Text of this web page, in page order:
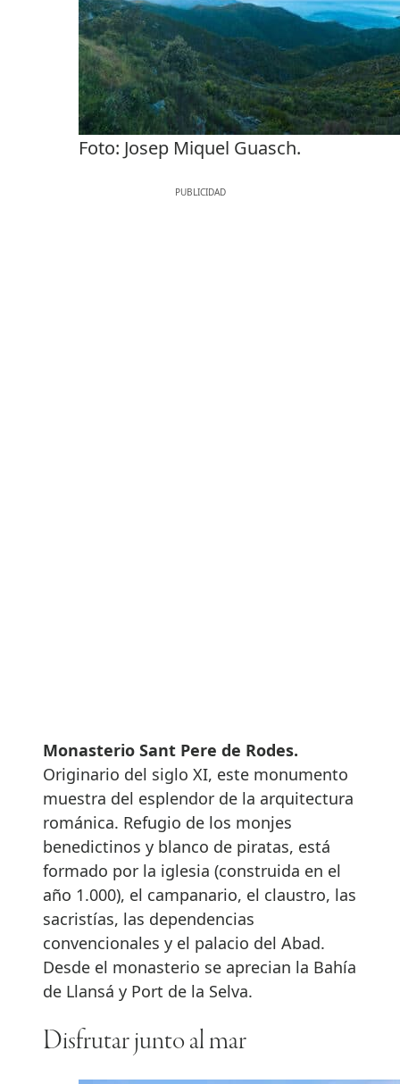
Foto: Josep Miquel Guasch.
Monasterio Sant Pere de Rodes.
Originario del siglo XI, este monumento
muestra del esplendor de la arquitectura
románica. Refugio de los monjes
benedictinos y blanco de piratas, está
formado por la iglesia (construida en el
año 1.000), el campanario, el claustro, las
sacristías, las dependencias
convencionales y el palacio del Abad.
Desde el monasterio se aprecian la Bahía
de Llansá y Port de la Selva.
Disfrutar junto al mar